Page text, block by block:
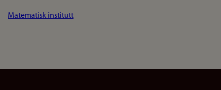
Matematisk institutt